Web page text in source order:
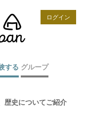
ログイン
する グループ
歴史についてご紹介